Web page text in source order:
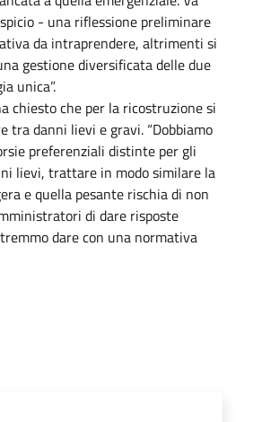
- una riflessione preliminare
da intraprendere, altrimenti si
gestione diversificata delle due
unica”.
chiesto che per la ricostruzione si
tra danni lievi e gravi. “Dobbiamo
preferenziali distinte per gli
lievi, trattare in modo similare la
e quella pesante rischia di non
di dare risposte
dare con una normativa